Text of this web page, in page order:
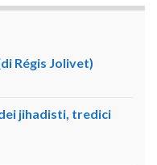
Régis Jolivet)
jihadisti, tredici